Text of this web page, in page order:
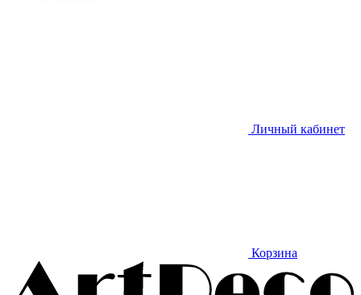
Личный кабинет
Корзина